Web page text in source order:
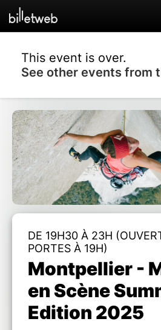
This event is over.
See other events from
DE 19H30 À 23H
PORTES À 19H)
Montpellier -
en Scène
Edition 2025